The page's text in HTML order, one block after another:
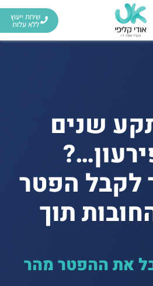
שיחת ייעוץ
ללא עלות
שנים
הפטר
תוך
את ההפטר מהר